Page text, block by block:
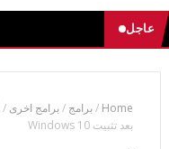
عاجل
Home
/برامج /برامج اخرى /
بعد تثبيت Windows 10